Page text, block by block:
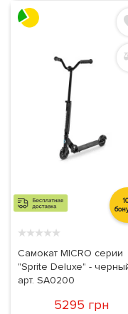
★★★★★
Самокат MICRO серии
"Sprite Deluxe" -
арт. SA0200
5295 грн